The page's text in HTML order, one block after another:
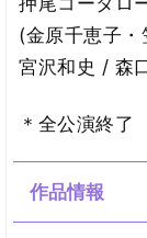
(金原千恵子・
宮沢和史 / 森
＊全公演終了
作品情報